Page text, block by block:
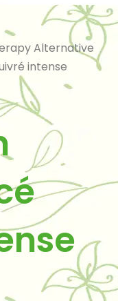
Alternative
intense